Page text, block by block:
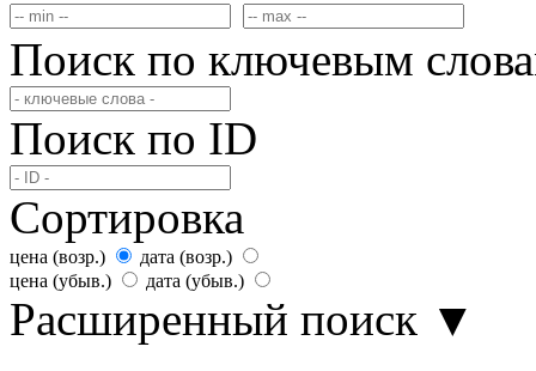
Поиск по ключевым
Поиск по ID
Сортировка
цена (возр.)
дата (возр.)
цена (убыв.)
дата (убыв.)
Расширенный поиск ▼